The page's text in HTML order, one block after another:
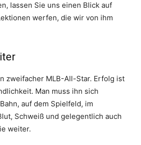
lassen Sie uns einen Blick auf
werfen, die wir von ihm
zweifacher MLB-All-Star. Erfolg ist
Man muss ihn sich
auf dem Spielfeld, im
Schweiß und gelegentlich auch
weiter.